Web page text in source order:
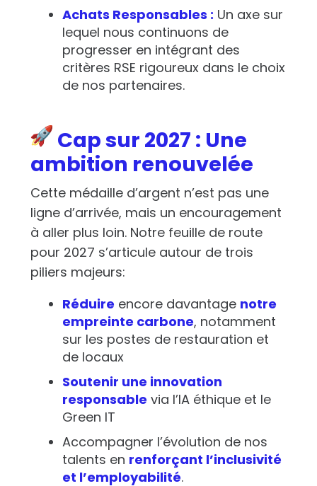
Achats Responsables : Un axe sur
lequel nous continuons de
progresser en intégrant des
critères RSE rigoureux dans le choix
de nos partenaires.
Cap sur 2027 : Une
ambition renouvelée
Cette médaille d’argent n’est pas une
ligne d’arrivée, mais un encouragement
à aller plus loin. Notre feuille de route
pour 2027 s’articule autour de trois
piliers majeurs:
Réduire encore davantage notre
empreinte carbone, notamment
sur les postes de restauration et
de locaux
Soutenir une innovation
responsable via l’IA éthique et le
Green IT
Accompagner l’évolution de nos
talents en renforçant l’inclusivité
et l’employabilité.